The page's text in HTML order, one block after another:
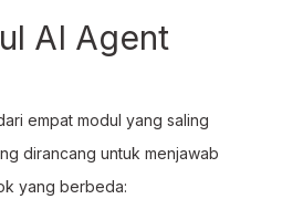
AI Agent
empat modul yang saling
dirancang untuk menjawab
yang berbeda: